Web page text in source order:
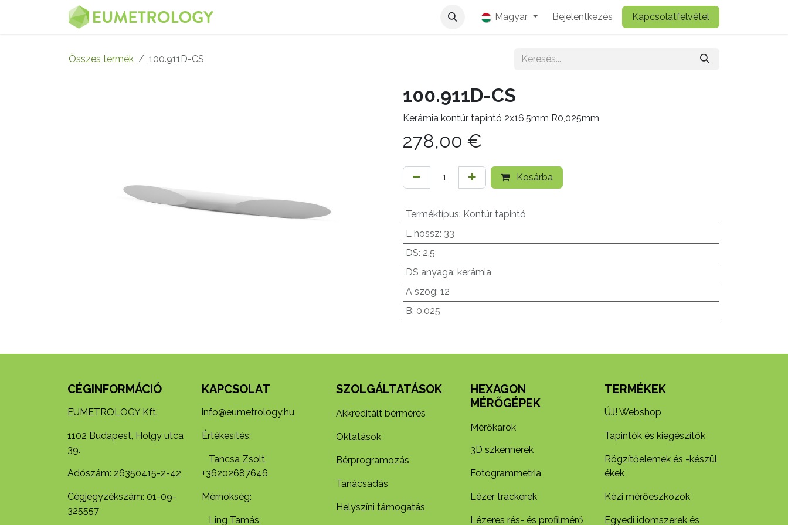
Kihagyás és továbblépés a tartalomhoz
Magyar Bejelentkezés Kapcsolatfelvétel
Összes termék 100.911D-CS
100.911D-CS
Kerámia kontúr tapintó 2x16,5mm R0,025mm
278,00 €
Kosárba
Terméktípus: Kontúr tapintó
L hossz: 33
DS: 2.5
DS anyaga: kerámia
A szög: 12
B: 0.025
CÉGINFORMÁCIÓ
EUMETROLOGY Kft.
1102 Budapest, Hölgy utca
39.
Adószám: 26350415-2-42
Cégjegyzékszám: 01-09-
325557
KAPCSOLAT
info@eumetrology.hu
Értékesítés:
Tancsa Zsolt,
+36202687646
Mérnökség:
Ling Tamás,
SZOLGÁLTATÁSOK
Akkreditált bérmérés
Oktatások
Bérprogramozás
Tanácsadás
Helyszíni támogatás
HEXAGON
MÉRŐGÉPEK
Mérőkarok
3D szkennerek
Fotogrammetria
Lézer trackerek
Lézeres rés- és profilmérő
TERMÉKEK
ÚJ! Webshop
Tapintók és kiegészítők
Rögzítőelemek és -készül​
ékek
Kézi mérőeszközök
Egyedi idomszerek és